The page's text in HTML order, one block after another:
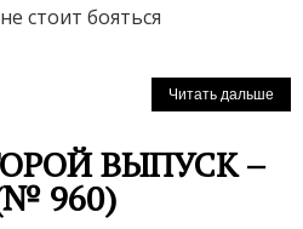
стоит бояться
Читать дальше
ВЫПУСК –
960)